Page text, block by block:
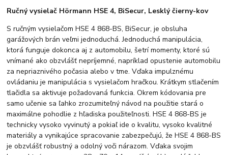
Ručný vysielač Hörmann HSE 4, BiSecur, Lesklý čierny-kov
S ručným vysielačom HSE 4 868-BS, BiSecur, je obsluha
garážových brán veľmi jednoduchá. Jednoduchá manipulácia,
ktorá funguje dokonca aj z automobilu, šetrí momenty, ktoré sú
vnímané ako obzvlášť nepríjemné, napríklad opustenie automobilu
za nepriaznivého počasia alebo v tme. Vďaka impulznému
ovládaniu je manipulácia s vysielačom hračkou. Krátkym stlačením
tlačidla sa aktivuje požadovaná funkcia. Okrem kódovania pre
samo učenie sa ľahko zrozumiteľný návod na použitie stará o
maximálne pohodlie z hľadiska použiteľnosti. HSE 4 868-BS je
technicky vysoko vyvinutý a pokiaľ ide o kvalitu, vysoko kvalitné
materiály a vynikajúce spracovanie zabezpečujú, že HSE 4 868-BS
je obzvlášť robustný a odolný voči nárazom. Vďaka svojim